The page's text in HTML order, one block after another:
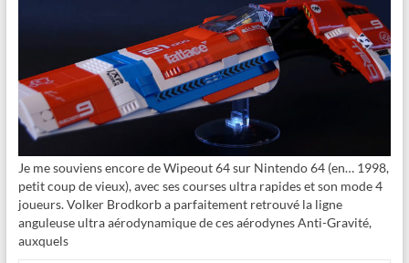
Je me souviens encore de Wipeout 64 sur Nintendo 64 (en… 1998,
petit coup de vieux), avec ses courses ultra rapides et son mode 4
joueurs. Volker Brodkorb a parfaitement retrouvé la ligne
anguleuse ultra aérodynamique de ces aérodynes Anti-Gravité,
auxquels